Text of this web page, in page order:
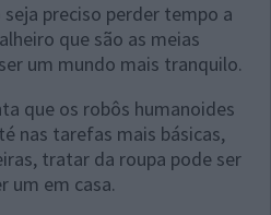
preciso perder tempo a
que são as meias
um mundo mais tranquilo.
que os robôs humanoides
nas tarefas mais básicas,
tratar da roupa pode ser
um em casa.